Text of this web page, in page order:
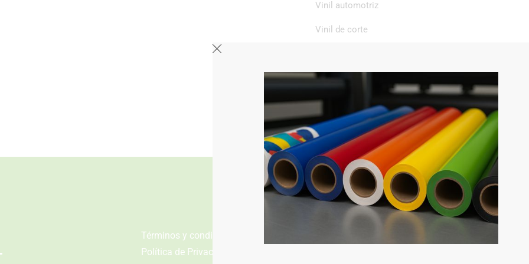
Vinil automotriz
Vinil de corte
Vinil textil
Términos y condiciones
Política de Privacidad